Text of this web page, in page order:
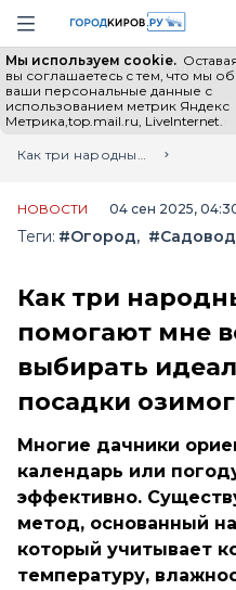
Навигация сайта
Мы используем cookie.
вы соглашаетесь с тем, что мы
ваши персональные данные с
использованием метрик Яндекс
Метрика,top.mail.ru, LiveInternet.
Выборы - 2026 Все
Главная
Лента новостей
Как три народные приметы помогают мне вот уже 30 лет выбирать идеальный срок для посадки озимого чеснока
НОВОСТИ 04 сен 2025,
Теги: #Огород
Как три
помогают мне
выбирать
посадки
Многие дачники
календарь или
эффективно.
метод, основанный
который учитывает
температуру,